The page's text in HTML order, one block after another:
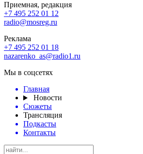
Приемная, редакция
+7 495 252 01 12
radio@mosreg.ru
Реклама
+7 495 252 01 18
nazarenko_as@radio1.ru
Мы в соцсетях
Главная
Новости
Сюжеты
Трансляция
Подкасты
Контакты